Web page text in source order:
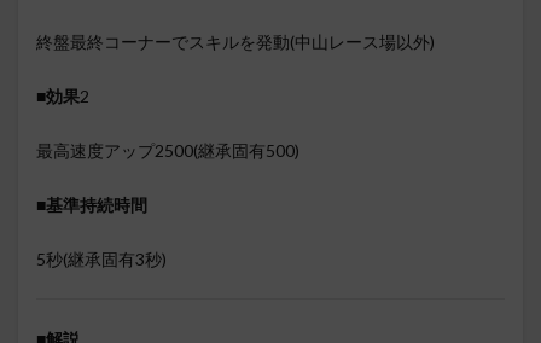
終盤最終コーナーでスキルを発動(中山レース場以外)
■効果2
最高速度アップ2500(継承固有500)
■基準持続時間
5秒(継承固有3秒)
■解説